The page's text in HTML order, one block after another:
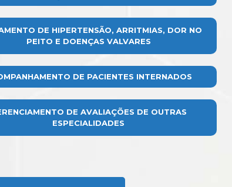
DE HIPERTENSÃO, ARRITMIAS, DOR NO
PEITO E DOENÇAS VALVARES
DE PACIENTES INTERNADOS
DE AVALIAÇÕES DE OUTRAS
ESPECIALIDADES